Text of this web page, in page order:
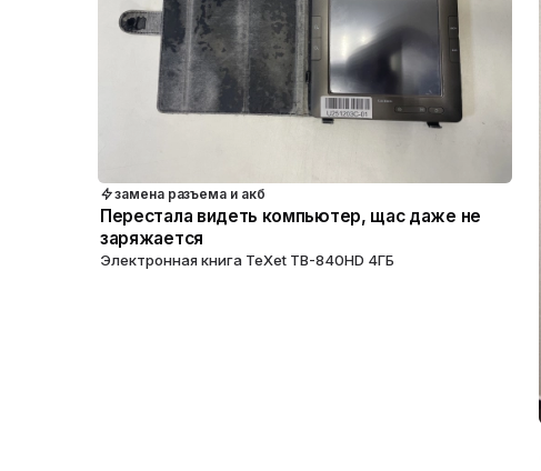
замена разъема и акб
Перестала видеть компьютер, щас даже не
заряжается
Электронная книга TeXet TB-840HD 4ГБ